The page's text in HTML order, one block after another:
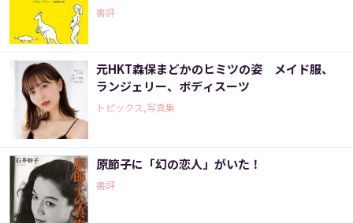
書評
元HKT森保まどかのヒミツの姿 メイド服、
ランジェリー、ボディスーツ
トピックス,写真集
原節子に「幻の恋人」がいた！
書評